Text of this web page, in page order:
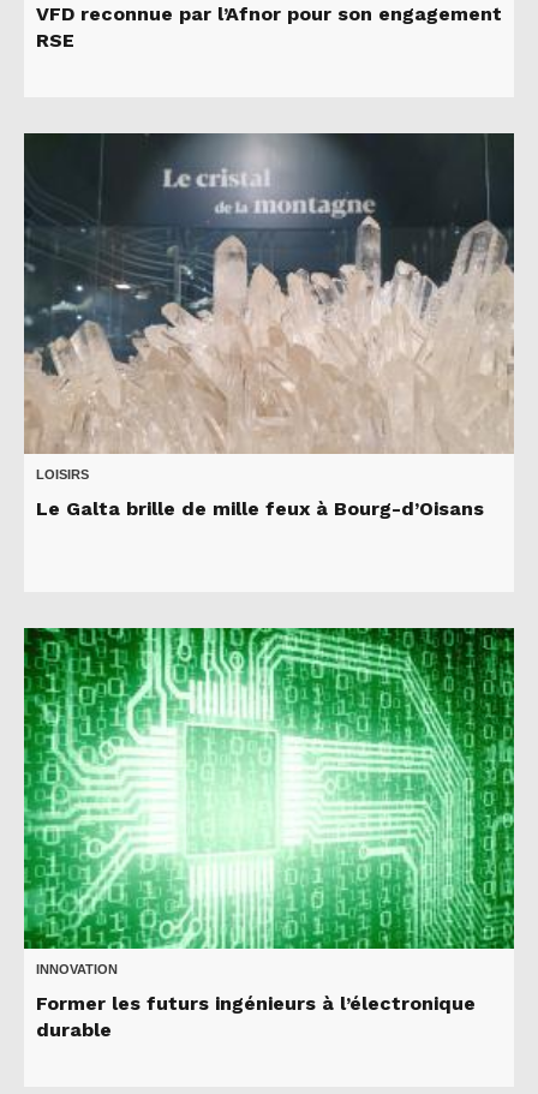
VFD reconnue par l’Afnor pour son engagement
RSE
LOISIRS
Le Galta brille de mille feux à Bourg-d’Oisans
INNOVATION
Former les futurs ingénieurs à l’électronique
durable